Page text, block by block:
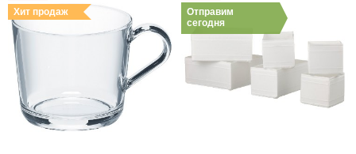
Хит продаж
Отправим
сегодня